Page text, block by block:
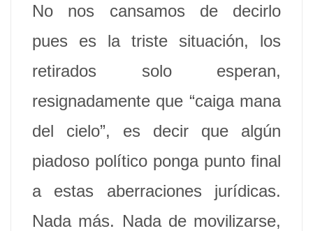
No nos cansamos de decirlo
pues es la triste situación, los
retirados solo esperan,
resignadamente que “caiga mana
del cielo”, es decir que algún
piadoso político ponga punto final
a estas aberraciones jurídicas.
Nada más. Nada de movilizarse,